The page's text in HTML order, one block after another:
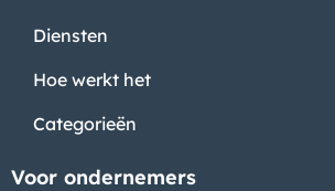
Diensten
Hoe werkt het
Categorieën
Voor ondernemers